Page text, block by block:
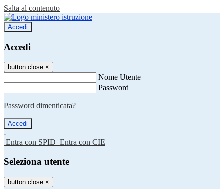
Salta al contenuto
Accedi
Accedi
button close ×
Nome Utente
Password
Password dimenticata?
-
Entra con SPID Entra con CIE
Seleziona utente
button close ×